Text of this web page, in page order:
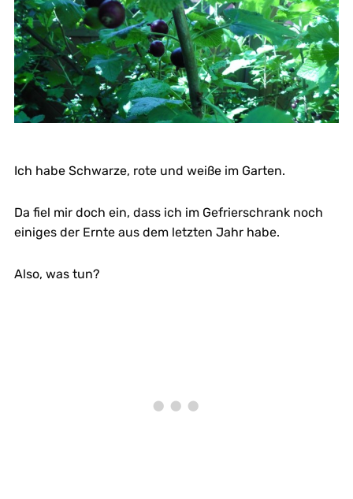
Ich habe Schwarze, rote und weiße im Garten.
Da fiel mir doch ein, dass ich im Gefrierschrank noch
einiges der Ernte aus dem letzten Jahr habe.
Also, was tun?